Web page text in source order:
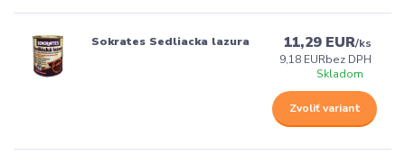
Sokrates Sedliacka lazura 11,29 EUR/ks
9,18 EURbez DPH
Skladom
Zvoliť variant